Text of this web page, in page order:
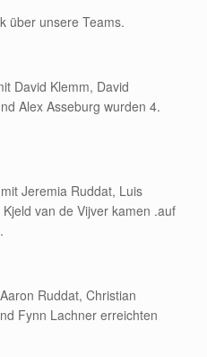
über unsere Teams.
David Klemm, David
Alex Asseburg wurden 4.
mit Jeremia Ruddat, Luis
van de Vijver kamen .auf
Ruddat, Christian
Fynn Lachner erreichten